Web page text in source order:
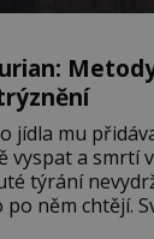
jídla mu
vyspat a smrtí
týrání
něm chtějí.